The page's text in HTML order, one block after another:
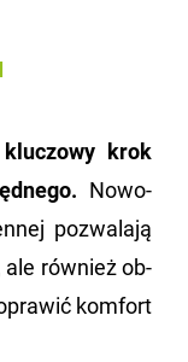
krok
No­wo­
po­zwa­la­ją
ale rów­nież ob­
kom­fort